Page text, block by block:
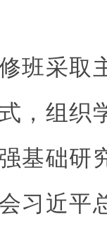
采取主
，组织
基础研
习近平